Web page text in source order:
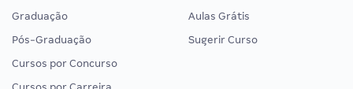
Graduação
Pós-Graduação
Cursos por Concurso
Aulas Grátis
Sugerir Curso